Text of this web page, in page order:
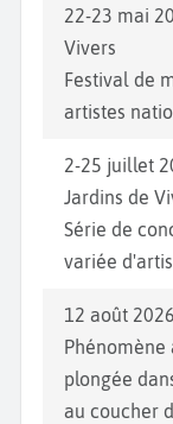
22-23 mai
Vivers
Festival de
artistes
2-25 juillet
Jardins de
Série de
variée
12 août
plongée
au coucher